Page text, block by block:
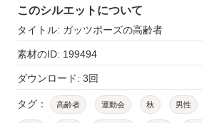
このシルエットについて
タイトル: ガッツポーズの高齢者
素材のID: 199494
ダウンロード: 3回
タグ： 高齢者 運動会 秋 男性